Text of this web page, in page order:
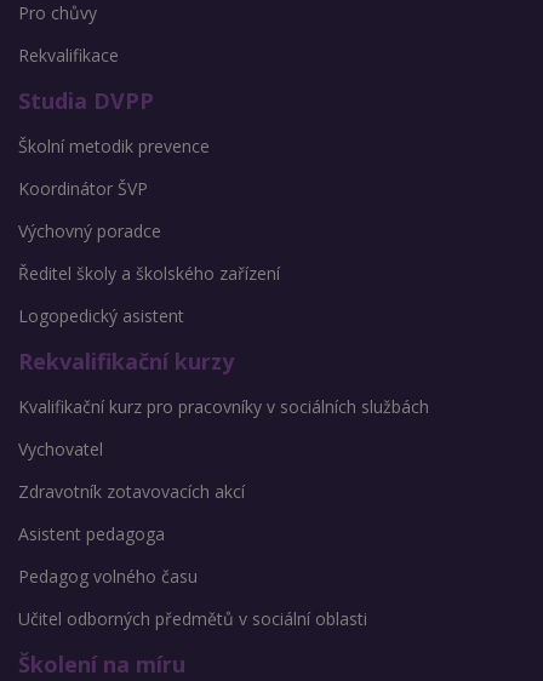
Pro chůvy
Rekvalifikace
Studia DVPP
Školní metodik prevence
Koordinátor ŠVP
Výchovný poradce
Ředitel školy a školského zařízení
Logopedický asistent
Rekvalifikační kurzy
Kvalifikační kurz pro pracovníky v sociálních službách
Vychovatel
Zdravotník zotavovacích akcí
Asistent pedagoga
Pedagog volného času
Učitel odborných předmětů v sociální oblasti
Školení na míru